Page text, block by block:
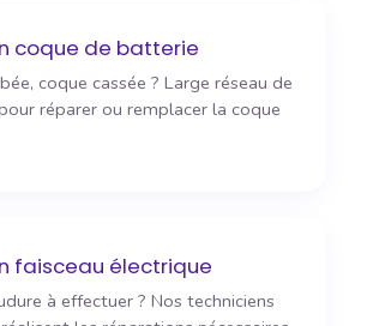
coque de batterie
coque cassée ? Large réseau de
réparer ou remplacer la coque
faisceau électrique
à effectuer ? Nos techniciens